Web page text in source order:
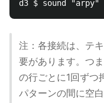
注：各接続は、テ
要があります。つま
の行ごとに1回ずつ
パターンの間に空